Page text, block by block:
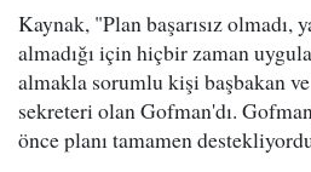
Kaynak, "Plan başarısız olmadı,
almadığı için hiçbir zaman
almakla sorumlu kişi başbakan
sekreteri olan Gofman'dı.
önce planı tamamen